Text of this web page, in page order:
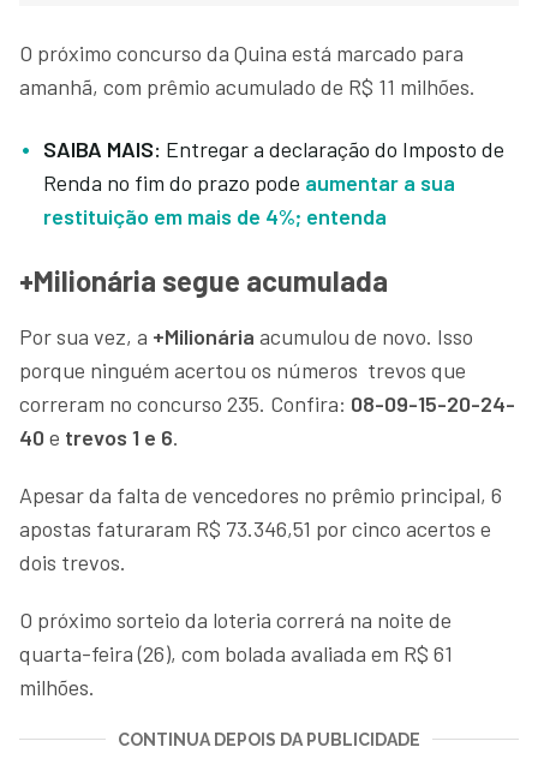
O próximo concurso da Quina está marcado para
amanhã, com prêmio acumulado de R$ 11 milhões.
SAIBA MAIS: Entregar a declaração do Imposto de
Renda no fim do prazo pode aumentar a sua
restituição em mais de 4%; entenda
+Milionária segue acumulada
Por sua vez, a +Milionária acumulou de novo. Isso
porque ninguém acertou os números trevos que
correram no concurso 235. Confira: 08-09-15-20-24-
40 e trevos 1 e 6.
Apesar da falta de vencedores no prêmio principal, 6
apostas faturaram R$ 73.346,51 por cinco acertos e
dois trevos.
O próximo sorteio da loteria correrá na noite de
quarta-feira (26), com bolada avaliada em R$ 61
milhões.
CONTINUA DEPOIS DA PUBLICIDADE